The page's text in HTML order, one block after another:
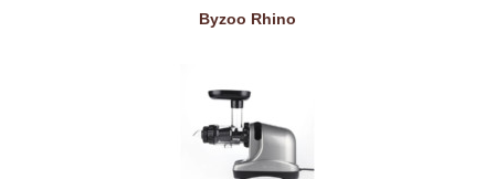
Byzoo Rhino